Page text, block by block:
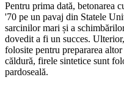
Pentru prima dată, betonarea
'70 pe un pavaj din Statele
sarcinilor mari și a
dovedit a fi un succes.
folosite pentru prepararea
căldură, firele sintetice sunt
pardoseală.